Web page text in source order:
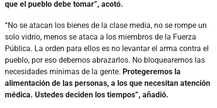
que el pueblo debe tomar”, acotó.
“No se atacan los bienes de la clase media, no se rompe un
solo vidrio, menos se ataca a los miembros de la Fuerza
Pública. La orden para ellos es no levantar el arma contra el
pueblo, por eso debemos abrazarlos. No bloquearemos las
necesidades mínimas de la gente. Protegeremos la
alimentación de las personas, a los que necesitan atención
médica. Ustedes deciden los tiempos”, añadió.